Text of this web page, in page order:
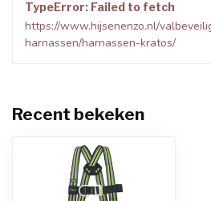
TypeError: Failed to fetch
https://www.hijsenenzo.nl/
harnassen/harnassen-kratos/
Recent bekeken